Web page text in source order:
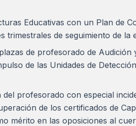
Educativas con un Plan de
trimestrales de seguimiento de la
de profesorado de Audición
de las Unidades de
profesorado con especial
de los certificados de
mérito en las oposiciones al